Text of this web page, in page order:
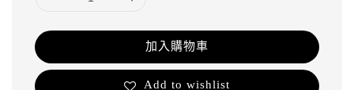
加入購物車
Add to wishlist